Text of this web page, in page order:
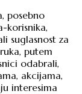
posebno
korisnika,
suglasnost za
putem
odabrali,
akcijama,
interesima